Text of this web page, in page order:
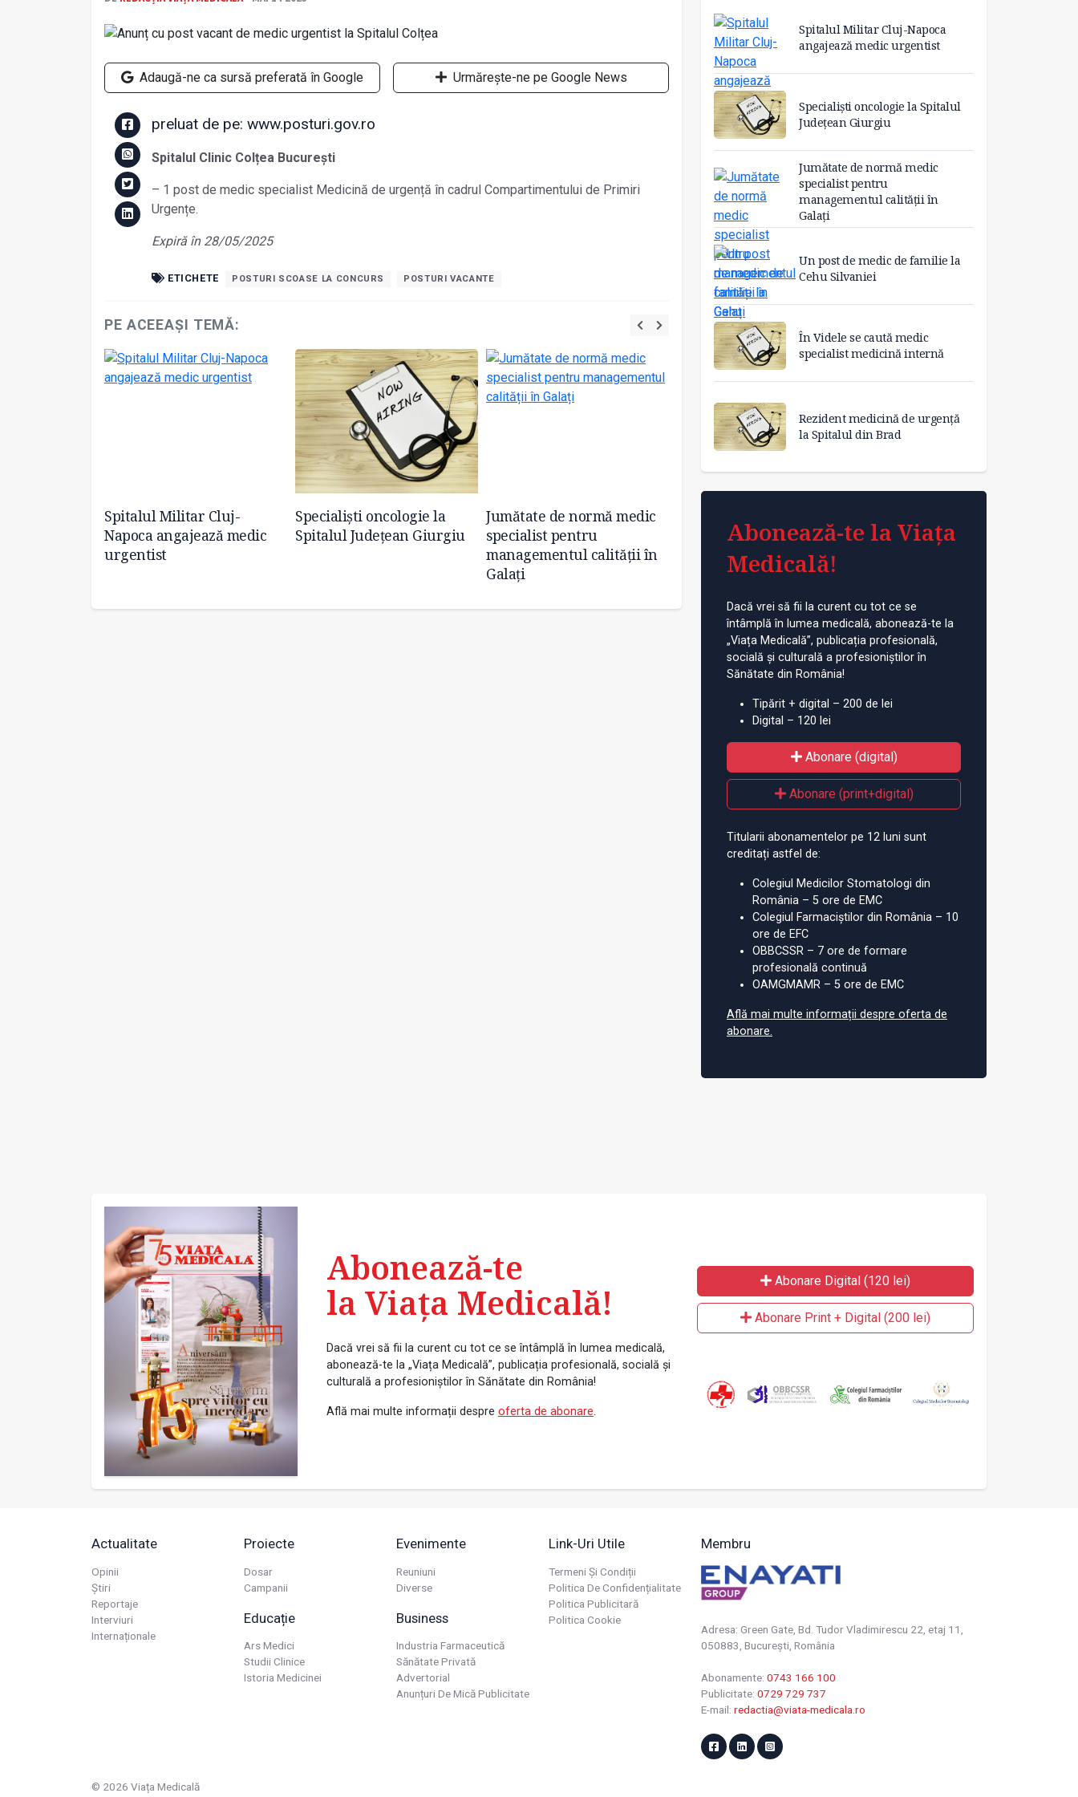
Adaugă-ne ca sursă preferată în Google Urmărește-ne pe Google News
preluat de pe: www.posturi.gov.ro
Spitalul Clinic Colțea București
– 1 post de medic specialist Medicină de urgență în cadrul Compartimentului de Primiri
Urgențe.
Expiră în 28/05/2025
ETICHETE POSTURI SCOASE LA CONCURS POSTURI VACANTE
PE ACEEAȘI TEMĂ:
Spitalul Militar Cluj-
Napoca angajează medic
urgentist
Specialiști oncologie la
Spitalul Județean Giurgiu
Jumătate de normă medic
specialist pentru
managementul calității în
Galați
la Cehu Silvaniei
specialist medicină internă
Spitalul Militar Cluj-Napoca
angajează medic urgentist
Specialiști oncologie la Spitalul
Județean Giurgiu
Jumătate de normă medic
specialist pentru
managementul calității în
Galați
Un post de medic de familie la
Cehu Silvaniei
În Videle se caută medic
specialist medicină internă
Rezident medicină de urgență
la Spitalul din Brad
Abonează-te la Viața
Medicală!
Dacă vrei să fii la curent cu tot ce se
întâmplă în lumea medicală, abonează-te la
„Viața Medicală”, publicația profesională,
socială și culturală a profesioniștilor în
Sănătate din România!
Tipărit + digital – 200 de lei
Digital – 120 lei
Abonare (digital)
Abonare (print+digital)
Titularii abonamentelor pe 12 luni sunt
creditați astfel de:
Colegiul Medicilor Stomatologi din
România – 5 ore de EMC
Colegiul Farmaciștilor din România – 10
ore de EFC
OBBCSSR – 7 ore de formare
profesională continuă
OAMGMAMR – 5 ore de EMC
Află mai multe informații despre oferta de
abonare.
Abonează-te
la Viața Medicală!
Dacă vrei să fii la curent cu tot ce se întâmplă în lumea medicală,
abonează-te la „Viața Medicală”, publicația profesională, socială și
culturală a profesioniștilor în Sănătate din România!
Află mai multe informații despre oferta de abonare.
Abonare Digital (120 lei)
Abonare Print + Digital (200 lei)
Actualitate
Opinii
Știri
Reportaje
Interviuri
Internaționale
Proiecte
Dosar
Campanii
Educație
Ars Medici
Studii Clinice
Istoria Medicinei
Evenimente
Reuniuni
Diverse
Business
Industria Farmaceutică
Sănătate Privată
Advertorial
Anunțuri De Mică Publicitate
Link-Uri Utile
Termeni Și Condiții
Politica De Confidențialitate
Politica Publicitară
Politica Cookie
Membru
Adresa: Green Gate, Bd. Tudor Vladimirescu 22, etaj 11,
050883, Bucureşti, România
Abonamente: 0743 166 100
Publicitate: 0729 729 737
E-mail: redactia@viata-medicala.ro
© 2026 Viața Medicală